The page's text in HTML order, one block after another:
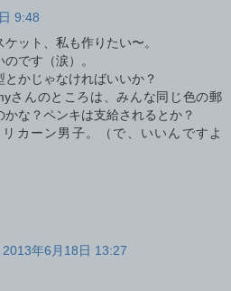
9:48
ット、私も作りたい〜。
です（涙）。
とかじゃなければいいか？
さんのところは、みんな同じ色の郵
な？ペンキは支給されるとか？
カーン男子。（で、いいんですよ
2013年6月18日 13:27